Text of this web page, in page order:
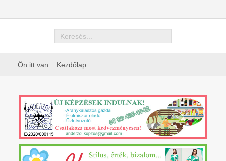
Keresés
Ön itt van: Kezdőlap